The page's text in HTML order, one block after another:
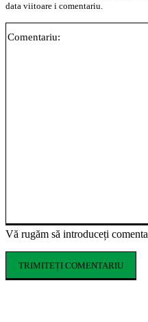
Vă rugăm să introduceți
data viitoare i comentariu.